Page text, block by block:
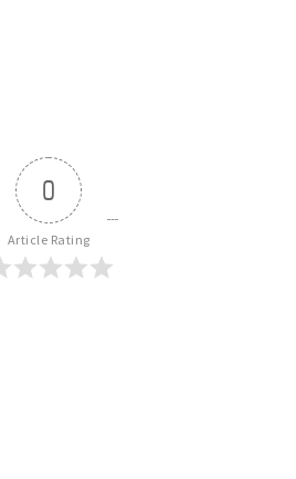
0
Article Rating